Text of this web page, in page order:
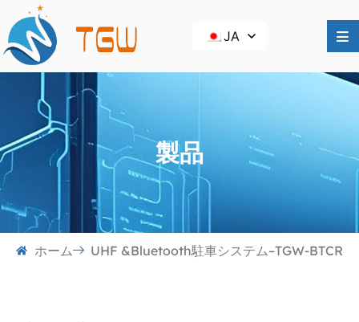
JA
製品
ホーム UHF &Bluetooth駐車システム–TGW-BTCR